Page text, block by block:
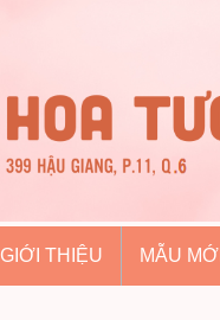
GIỚI THIỆU MẪU MỚI